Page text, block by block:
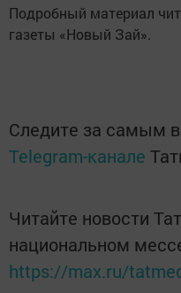
Подробный материал
газеты «Новый Зай».
Следите за самым
Telegram-канале
Читайте новости
национальном
https://max.ru/